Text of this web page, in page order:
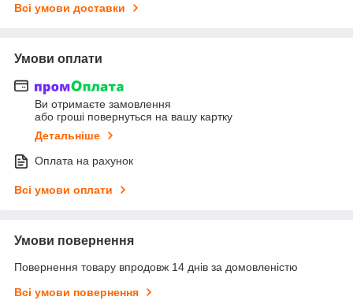
Всі умови доставки
Умови оплати
Ви отримаєте замовлення
або гроші повернуться на вашу картку
Детальніше
Оплата на рахунок
Всі умови оплати
Умови повернення
Повернення товару впродовж 14 днів за домовленістю
Всі умови повернення